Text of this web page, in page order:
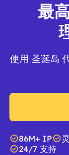
最
使用 圣诞岛
86M+ IP
24/7 支持